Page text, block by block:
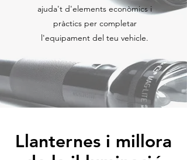
ajuda't d'elements econòmics i
pràctics per completar
l'equipament del teu vehicle.
Llanternes i millora